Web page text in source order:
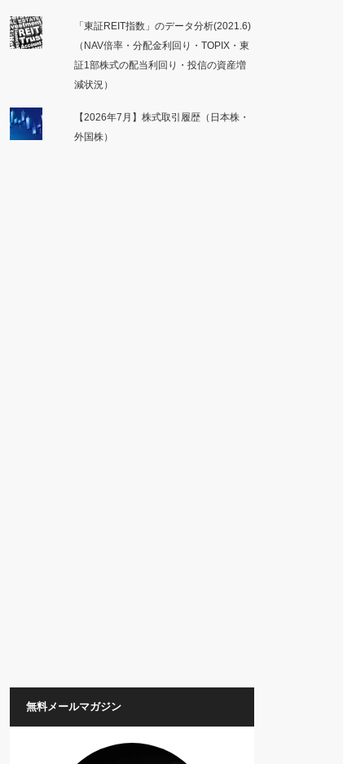
「東証REIT指数」のデータ分析(2021.6)
（NAV倍率・分配金利回り・TOPIX・東
証1部株式の配当利回り・投信の資産増
減状況）
【2026年7月】株式取引履歴（日本株・
外国株）
無料メールマガジン